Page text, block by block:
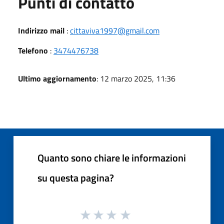
Indirizzo mail :cittaviva1997@gmail.com
Telefono : 3474476738
Ultimo aggiornamento: 12 marzo 2025, 11:36
Quanto sono chiare le informazioni
su questa pagina?